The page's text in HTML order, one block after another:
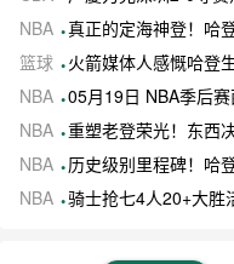
NBA 真正的定海神登！哈登季后
篮球
火箭媒体人感慨哈登生
NBA 05月19日 NBA季后
NBA 重塑老登荣光！东西
NBA
历史级别里程碑！哈登98
NBA 骑士抢七4人20+大胜活塞挺进